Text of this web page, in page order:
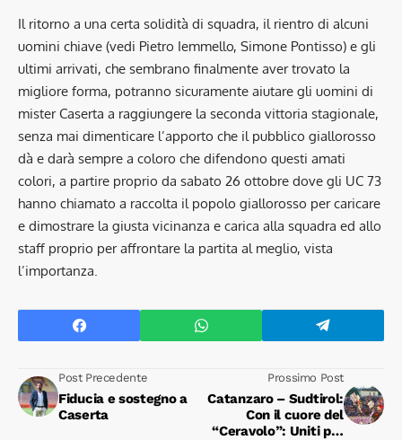
Il ritorno a una certa solidità di squadra, il rientro di alcuni
uomini chiave (vedi Pietro Iemmello, Simone Pontisso) e gli
ultimi arrivati, che sembrano finalmente aver trovato la
migliore forma, potranno sicuramente aiutare gli uomini di
mister Caserta a raggiungere la seconda vittoria stagionale,
senza mai dimenticare l’apporto che il pubblico giallorosso
dà e darà sempre a coloro che difendono questi amati
colori, a partire proprio da sabato 26 ottobre dove gli UC 73
hanno chiamato a raccolta il popolo giallorosso per caricare
e dimostrare la giusta vicinanza e carica alla squadra ed allo
staff proprio per affrontare la partita al meglio, vista
l’importanza.
Post Precedente
Fiducia e sostegno a
Caserta
Prossimo Post
Catanzaro – Sudtirol:
Con il cuore del
“Ceravolo”: Uniti per